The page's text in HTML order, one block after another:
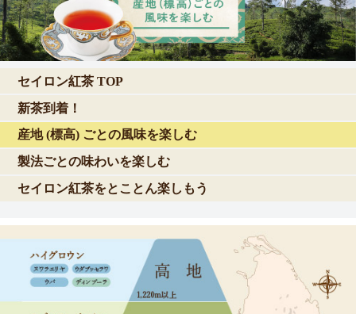
セイロン紅茶 TOP
新茶到着！
産地 (標高) ごとの風味を楽しむ
製法ごとの味わいを楽しむ
セイロン紅茶をとことん楽しもう